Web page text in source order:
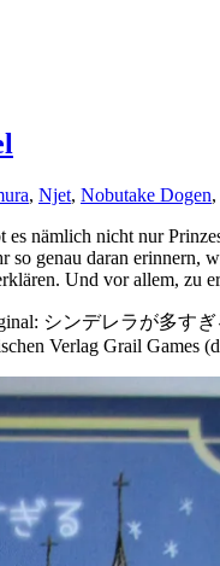
, Njet, Nobutake Dogen,
nämlich nicht nur
genau daran
Und vor allem, zu
シンデレラが多す
Verlag Grail Games